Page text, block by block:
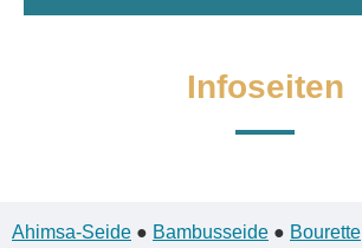
Infoseiten
Ahimsa-Seide ● Bambusseide ● Bourette